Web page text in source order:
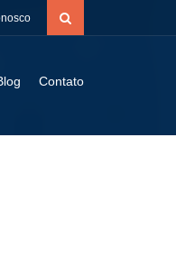
Contato